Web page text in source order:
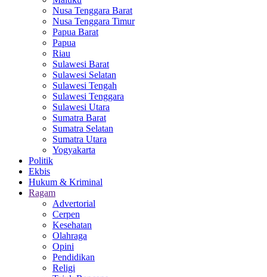
Nusa Tenggara Barat
Nusa Tenggara Timur
Papua Barat
Papua
Riau
Sulawesi Barat
Sulawesi Selatan
Sulawesi Tengah
Sulawesi Tenggara
Sulawesi Utara
Sumatra Barat
Sumatra Selatan
Sumatra Utara
Yogyakarta
Politik
Ekbis
Hukum & Kriminal
Ragam
Advertorial
Cerpen
Kesehatan
Olahraga
Opini
Pendidikan
Religi